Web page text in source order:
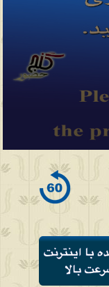
seconds
seconds